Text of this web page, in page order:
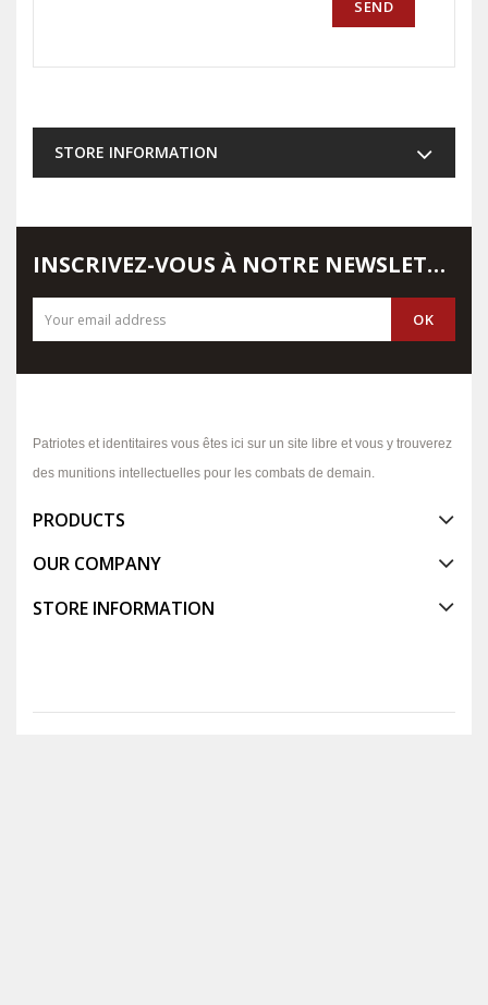
STORE INFORMATION
INSCRIVEZ-VOUS À NOTRE NEWSLETTER
Patriotes et identitaires vous êtes ici sur un site libre et vous y trouverez
des munitions intellectuelles pour les combats de demain.
PRODUCTS
OUR COMPANY
STORE INFORMATION